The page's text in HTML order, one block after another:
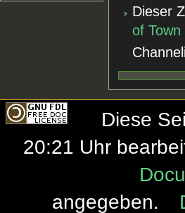
Dieser
of Town
Diese
20:21 Uhr
angegeben.